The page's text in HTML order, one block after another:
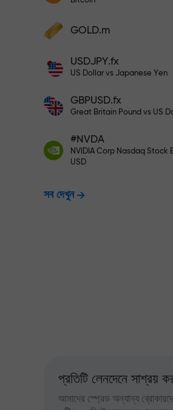
ডিপোজিট করুন এবং আপনার
নিশ্চয়তা দিচ্ছি
X1000
হার
GOLD.m
USDJPY.fx
US Dollar vs Japanese Yen
GBPUSD.fx
Great Britain Pound vs US
#NVDA
NVIDIA Corp Nasdaq Stock
USD
সব দেখুন
প্রতিটি লেনদেনে সাশ্রয়
আমাদের স্প্রেড অন্যান্য